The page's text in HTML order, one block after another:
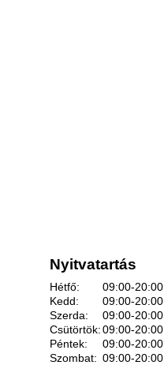
Nyitvatartás
Hétfő:
09:00-20:00
Kedd:
09:00-20:00
Szerda:
09:00-20:00
Csütörtök:09:00-20:00
Péntek:
09:00-20:00
Szombat: 09:00-20:00